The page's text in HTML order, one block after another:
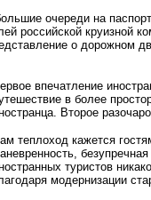
очереди на
российской
о дорожном
впечатление
в более
Второе
теплоход кажется
туристов
модернизации